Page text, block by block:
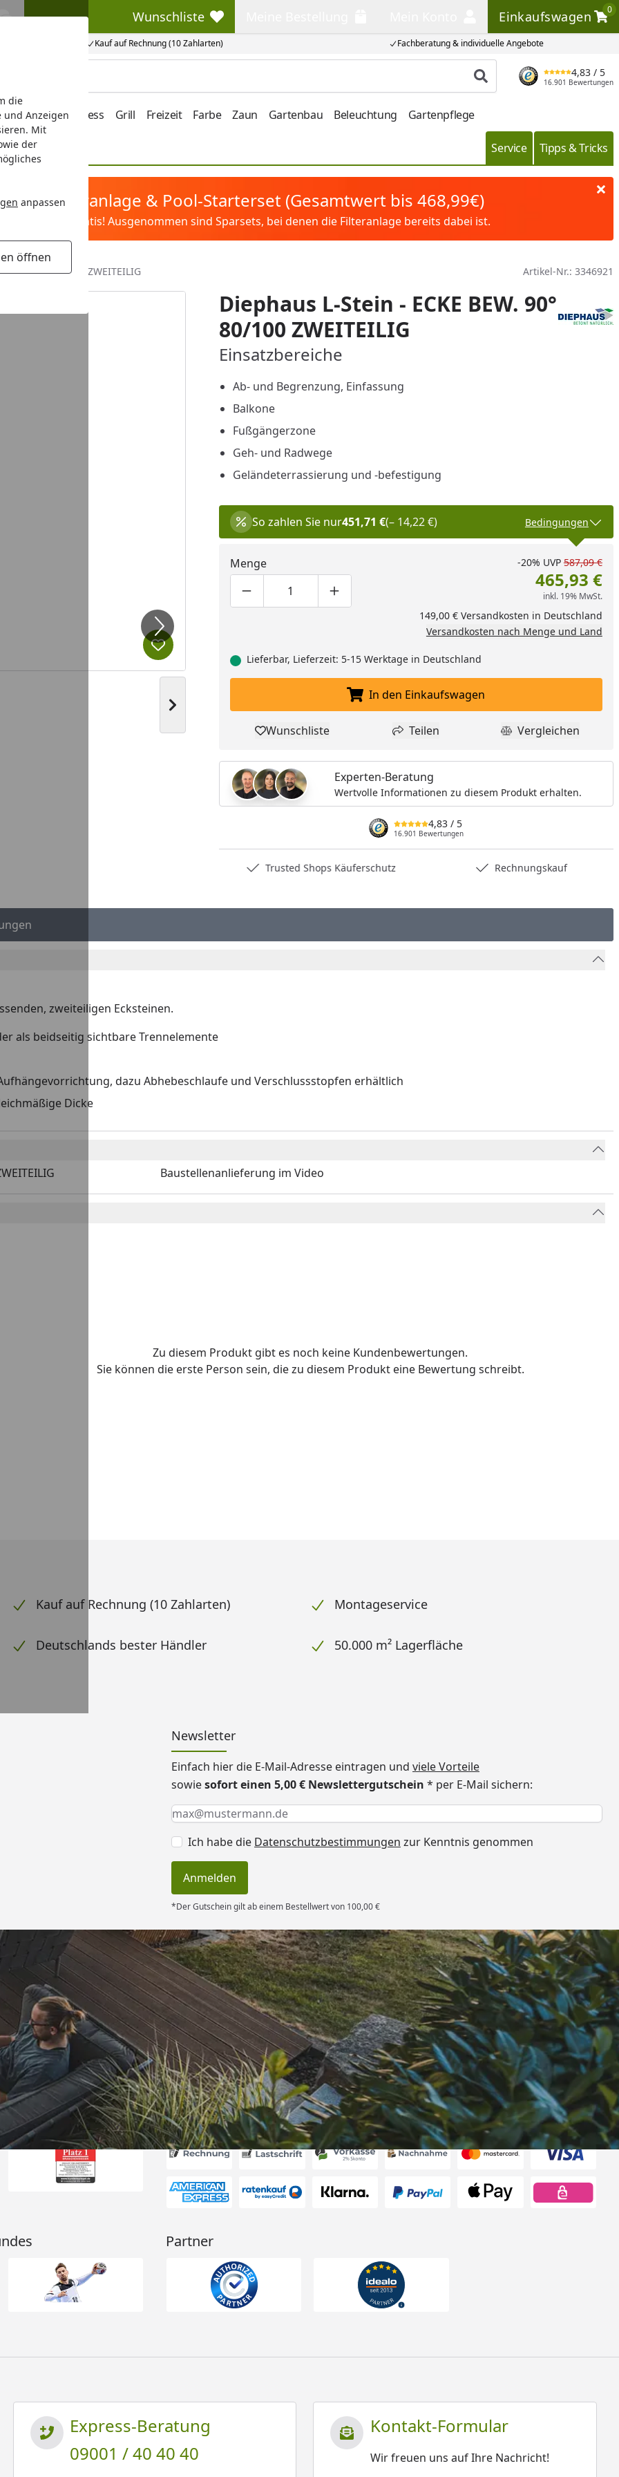
die
und Anzeigen
Mit
der
anpassen
öffnen
Kauf auf Rechnung (10 Zahlarten) Fachberatung & individuelle Angebote
Wunschliste
Wunschliste Einkaufswagen
0
Einkaufswagen
Produkt suchen
4,83 / 5
16.901 Bewertungen
Vordach Wellness Grill Freizeit Farbe Zaun Gartenbau Beleuchtung Gartenpflege
Service Tipps & Tricks
Sandfilteranlage & Pool-Starterset (Gesamtwert bis 468,99€)
Filter&Pflege gratis! Ausgenommen sind Sparsets, bei denen die Filteranlage bereits dabei ist.
BEW. 90° 80/100 ZWEITEILIG Artikel-Nr.: 3346921
Nächstes Bild anzeigen
Produkt zur Wunschliste hinzufügen
Diephaus L-Stein - ECKE BEW. 90°
80/100 ZWEITEILIG
Einsatzbereiche
Ab- und Begrenzung, Einfassung
Balkone
Fußgängerzone
Geh- und Radwege
Geländeterrassierung und -befestigung
So zahlen Sie nur451,71 €(– 14,22 €) Bedingungen
Menge
Produktmenge um eins verringern
Produktmenge manuell eingeben
Produktmenge um eins erhöhen
-20% UVP 587,09 €
465,93 €
inkl. 19% MwSt.
149,00 € Versandkosten in Deutschland
Versandkosten nach Menge und Land
Lieferbar, Lieferzeit: 5-15 Werktage in Deutschland
In den Einkaufswagen legen
In den Einkaufswagen
Produkt zur Wunschliste hinzufügen
Wunschliste Teilen
Teilen Produkt
Vergleichen
Experten-Beratung
Wertvolle Informationen zu diesem Produkt erhalten.
4,83 / 5
16.901 Bewertungen
Trusted Shops Käuferschutz Rechnungskauf
zweiteiligen Ecksteinen.
als beidseitig sichtbare Trennelemente
dazu Abhebeschlaufe und Verschlussstopfen erhältlich
Dicke
Baustellenanlieferung im Video
Youtube-Video
Zu diesem Produkt gibt es noch keine Kundenbewertungen.
Sie können die erste Person sein, die zu diesem Produkt eine Bewertung schreibt.
Kauf auf Rechnung (10 Zahlarten) Montageservice
Deutschlands bester Händler 50.000 m² Lagerfläche
Newsletter
Einfach hier die E-Mail-Adresse eintragen und viele Vorteile
sowiesofort einen 5,00 € Newslettergutschein * per E-Mail sichern:
Keine Eingabe erforderlich
Eingabe erforderlich
E-Mail *
Ich habe die Datenschutzbestimmungen zur Kenntnis genommen
Anmelden
*Der Gutschein gilt ab einem Bestellwert von 100,00 €
Ware passt
Dank
Versand
Akzeptierte Zahlungsarten
Partner
Express-Beratung
09001 / 40 40 40
Kontakt-Formular
Wir freuen uns auf Ihre Nachricht!